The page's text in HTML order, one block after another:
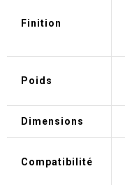
Finition
Poids
Dimensions
Compatibilité